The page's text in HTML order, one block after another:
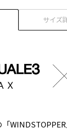
サイズ
「